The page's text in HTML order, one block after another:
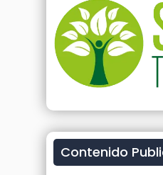
Contenido